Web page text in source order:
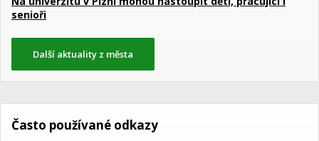
senioři
Další aktuality z města
Často používané odkazy